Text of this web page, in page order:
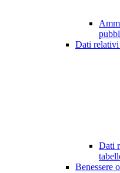
Dati relativi
Dati
Benessere